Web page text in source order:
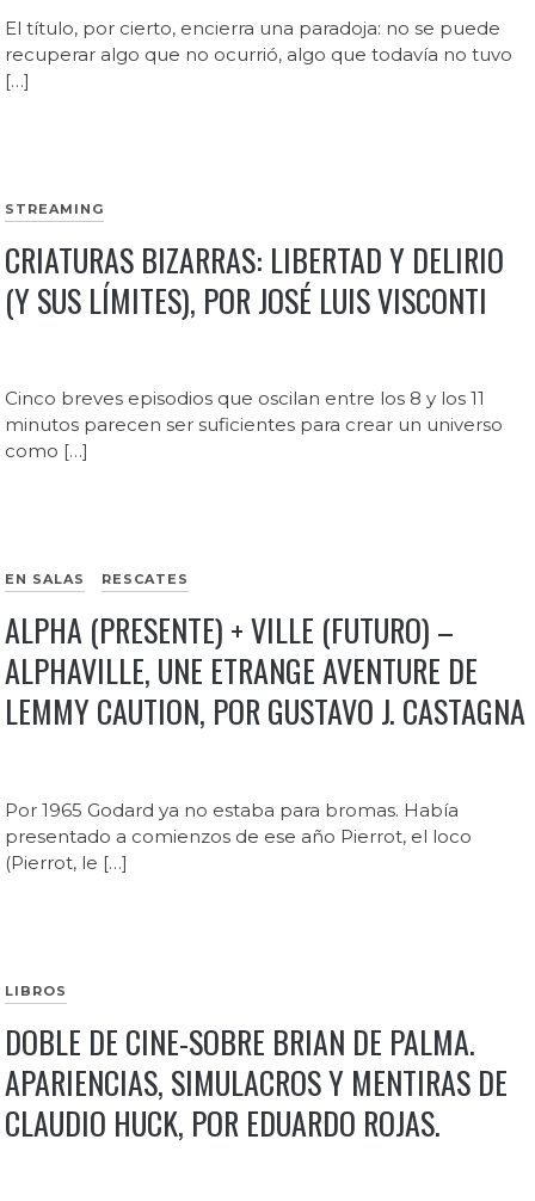
El título, por cierto, encierra una paradoja: no se puede
recuperar algo que no ocurrió, algo que todavía no tuvo
[…]
STREAMING
CRIATURAS BIZARRAS: LIBERTAD Y DELIRIO
(Y SUS LÍMITES), POR JOSÉ LUIS VISCONTI
Cinco breves episodios que oscilan entre los 8 y los 11
minutos parecen ser suficientes para crear un universo
como […]
EN SALAS RESCATES
ALPHA (PRESENTE) + VILLE (FUTURO) –
ALPHAVILLE, UNE ETRANGE AVENTURE DE
LEMMY CAUTION, POR GUSTAVO J. CASTAGNA
Por 1965 Godard ya no estaba para bromas. Había
presentado a comienzos de ese año Pierrot, el loco
(Pierrot, le […]
LIBROS
DOBLE DE CINE-SOBRE BRIAN DE PALMA.
APARIENCIAS, SIMULACROS Y MENTIRAS DE
CLAUDIO HUCK, POR EDUARDO ROJAS.